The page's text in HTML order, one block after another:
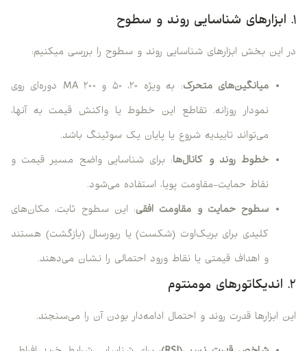
۱. ابزارهای شناسایی روند و سطوح
در این بخش ابزارهای شناسایی روند و سطوح را بررسی میکنیم:
میانگین‌های متحرک
: به ویژه ۲۰، ۵۰ و ۲۰۰ MA دوره‌ای روی
نمودار روزانه. تقاطع این خطوط یا واکنش قیمت به آنها،
می‌تواند تاییدیه شروع یا پایان یک سوئینگ باشد.
خطوط روند و کانال‌ها: برای شناسایی واضح مسیر قیمت و
نقاط حمایت-مقاومت پویا، استفاده می‌شود.
سطوح حمایت و مقاومت افقی: این سطوح ثابت، مکان‌های
کلیدی برای بریک‌اوت (شکست) یا ریورسال (بازگشت) هستند
و اهداف قیمتی یا نقاط ورود احتمالی را نشان می‌دهند.
۲. اندیکاتورهای مومنتوم
این ابزارها قدرت روند و احتمال ادامه‌دار بودن آن را می‌سنجند.